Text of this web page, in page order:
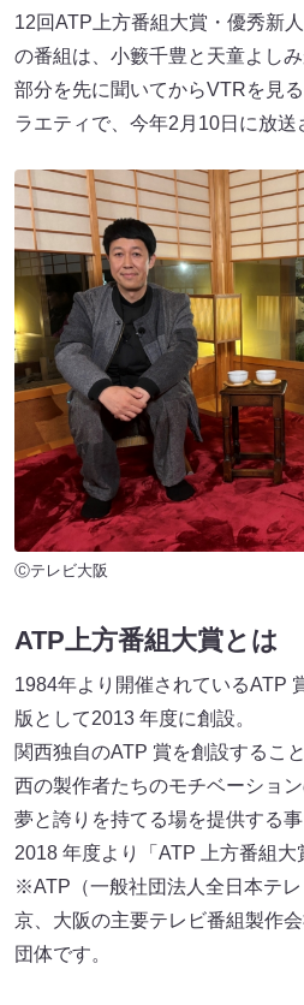
12回ATP上方番組大賞・優秀新
の番組は、小籔千豊と天童よし
部分を先に聞いてからVTRを見
ラエティで、今年2月10日に放送
Ⓒテレビ大阪
ATP上方番組大賞とは
1984年より開催されているATP
版として2013 年度に創設。
関西独自のATP 賞を創設するこ
西の製作者たちのモチベーショ
夢と誇りを持てる場を提供する
2018 年度より「ATP 上方番組大
※ATP（一般社団法人全日本テ
京、大阪の主要テレビ番組製作
団体です。